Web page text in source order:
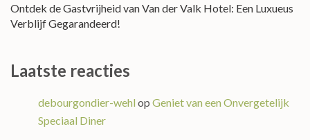
Ontdek de Gastvrijheid van Van der Valk Hotel: Een Luxueus
Verblijf Gegarandeerd!
Laatste reacties
debourgondier-wehl op Geniet van een Onvergetelijk
Speciaal Diner